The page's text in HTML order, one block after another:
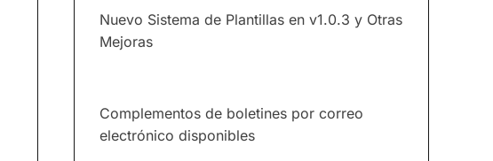
Nuevo Sistema de Plantillas en v1.0.3 y Otras
Mejoras
Complementos de boletines por correo
electrónico disponibles